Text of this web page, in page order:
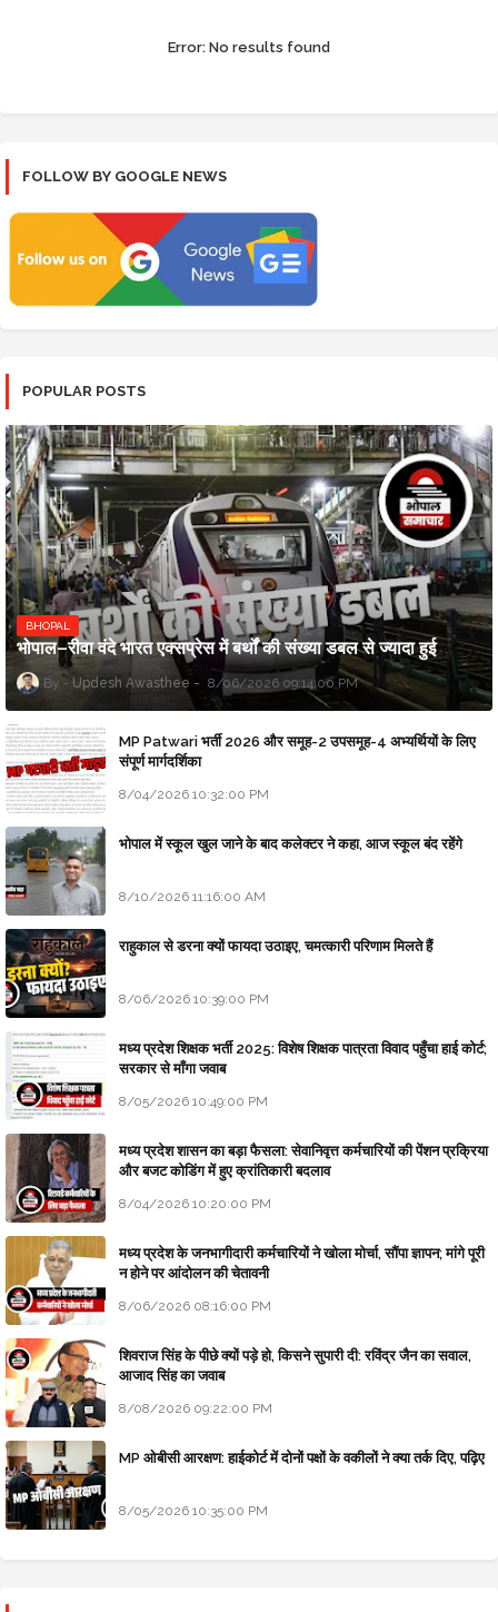
Error: No results found
FOLLOW BY GOOGLE NEWS
POPULAR POSTS
BHOPAL
भोपाल–रीवा वंदे भारत एक्सप्रेस में बर्थों की संख्या डबल से ज्यादा हुई
Updesh Awasthee 8/06/2026 09:14:00 PM
MP Patwari भर्ती 2026 और समूह-2 उपसमूह-4 अभ्यर्थियों के लिए
संपूर्ण मार्गदर्शिका
8/04/2026 10:32:00 PM
भोपाल में स्कूल खुल जाने के बाद कलेक्टर ने कहा, आज स्कूल बंद रहेंगे
8/10/2026 11:16:00 AM
राहुकाल से डरना क्यों फायदा उठाइए, चमत्कारी परिणाम मिलते हैं
8/06/2026 10:39:00 PM
मध्य प्रदेश शिक्षक भर्ती 2025: विशेष शिक्षक पात्रता विवाद पहुँचा हाई कोर्ट;
सरकार से माँगा जवाब
8/05/2026 10:49:00 PM
मध्य प्रदेश शासन का बड़ा फैसला: सेवानिवृत्त कर्मचारियों की पेंशन प्रक्रिया
और बजट कोडिंग में हुए क्रांतिकारी बदलाव
8/04/2026 10:20:00 PM
मध्य प्रदेश के जनभागीदारी कर्मचारियों ने खोला मोर्चा, सौंपा ज्ञापन; मांगे पूरी
न होने पर आंदोलन की चेतावनी
8/06/2026 08:16:00 PM
शिवराज सिंह के पीछे क्यों पड़े हो, किसने सुपारी दी: रविंद्र जैन का सवाल,
आजाद सिंह का जवाब
8/08/2026 09:22:00 PM
MP ओबीसी आरक्षण: हाईकोर्ट में दोनों पक्षों के वकीलों ने क्या तर्क दिए, पढ़िए
8/05/2026 10:35:00 PM